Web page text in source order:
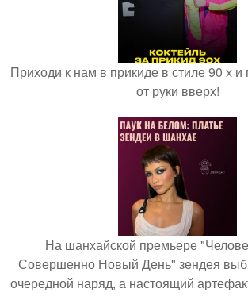
Приходи к нам в прикиде в стиле 90 х и
от руки вверх!
На шанхайской премьере
Совершенно Новый День" зендея
очередной наряд, а настоящий